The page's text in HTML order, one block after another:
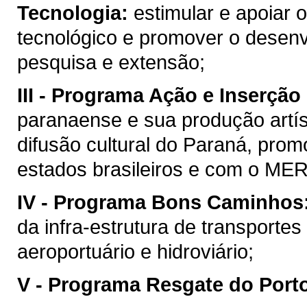
Tecnologia: estimular e apoiar
tecnológico e promover o
pesquisa e extensão;
III - Programa Ação e
paranaense e sua produção
difusão cultural do Paraná,
estados brasileiros e com o
IV - Programa Bons
da infra-estrutura de
aeroportuário e hidroviário;
V - Programa Resgate do